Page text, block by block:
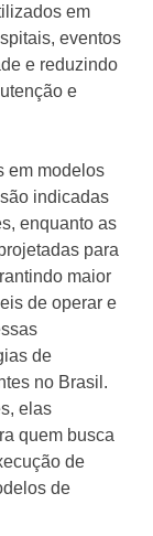
em
eventos
e reduzindo
e
em modelos
indicadas
enquanto as
para
maior
de operar e
de
no Brasil.
elas
quem busca
de
de